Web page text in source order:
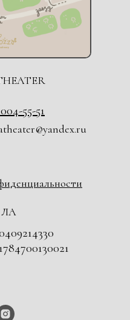
ЛА
55-51